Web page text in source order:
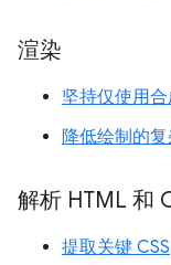
渲染
坚持仅使用
降低绘制的
解析 HTML 和
提取关键 CSS